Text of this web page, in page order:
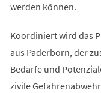
werden können.
Koordiniert wird das
aus Paderborn, der
Bedarfe und
zivile